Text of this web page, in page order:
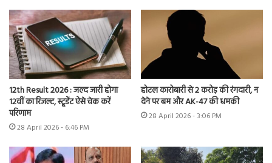
12th Result 2026 : जल्द जारी होगा
12वीं का रिजल्ट, स्टूडेंट ऐसे चेक करें
परिणाम
28 April 2026 - 6:46 PM
होटल कारोबारी से 2 करोड़ की रंगदारी, न
देने पर बम और AK-47 की धमकी
28 April 2026 - 3:06 PM